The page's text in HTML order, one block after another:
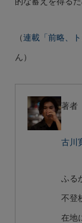
（連載「前略、
ん）
著者
古川
ふる
不登
在地